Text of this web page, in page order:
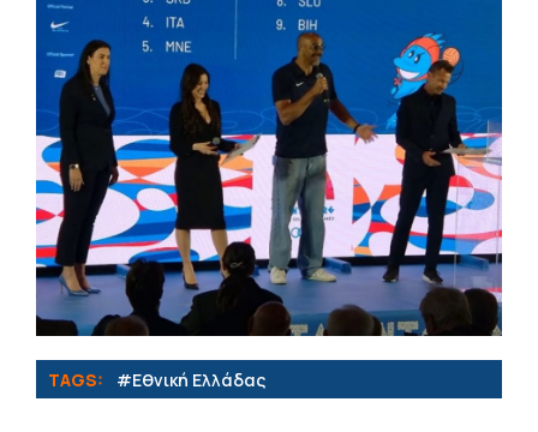
TAGS: #Εθνική Ελλάδας